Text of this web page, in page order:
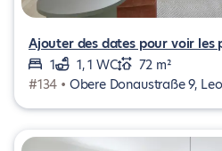
Ajouter des dates pour voir les
1
1, 1 WC
72 m²
#134 • Obere Donaustraße 9,